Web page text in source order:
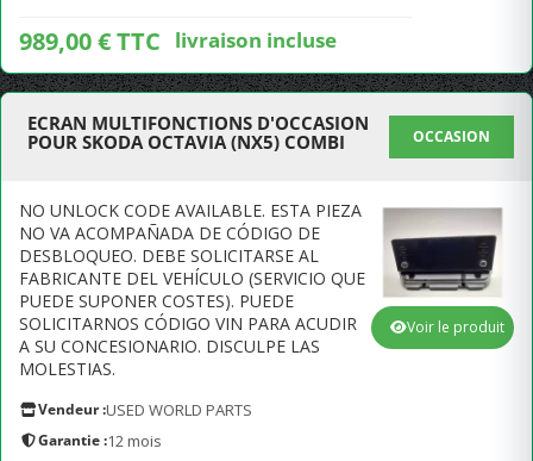
989,00 € TTC livraison incluse
ECRAN MULTIFONCTIONS D'OCCASION
POUR SKODA OCTAVIA (NX5) COMBI
OCCASION
NO UNLOCK CODE AVAILABLE. ESTA PIEZA
NO VA ACOMPAÑADA DE CÓDIGO DE
DESBLOQUEO. DEBE SOLICITARSE AL
FABRICANTE DEL VEHÍCULO (SERVICIO QUE
PUEDE SUPONER COSTES). PUEDE
SOLICITARNOS CÓDIGO VIN PARA ACUDIR
A SU CONCESIONARIO. DISCULPE LAS
MOLESTIAS.
Vendeur :USED WORLD PARTS
Garantie :12 mois
Voir le produit